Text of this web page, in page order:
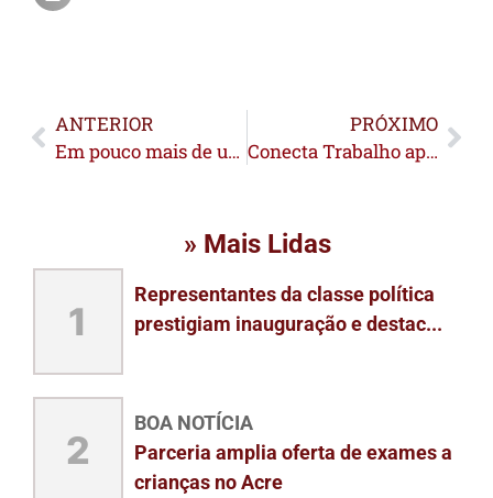
ANTERIOR
Em pouco mais de um ano, gestão do prefeito Railson conquista credenciamento da UBS Fluvial de Feijó
PRÓXIMO
Conecta Trabalho aposta na conexão entre empresas e trabalhadores para ampliar empregabilidade
» Mais Lidas
1
Representantes da classe política
prestigiam inauguração e destac...
2
BOA NOTÍCIA
Parceria amplia oferta de exames a
crianças no Acre